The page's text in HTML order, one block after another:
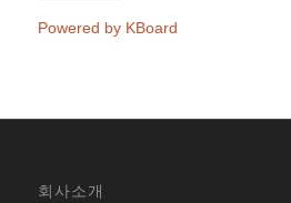
Powered by KBoard
회사소개